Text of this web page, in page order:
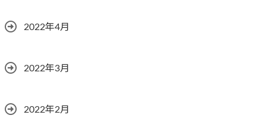
2022年4月
2022年3月
2022年2月